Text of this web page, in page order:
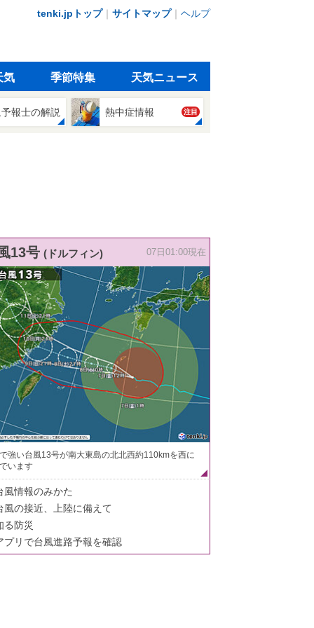
tenki.jpトップ｜ サイトマップ｜ ヘルプ
気 季節特集 天気ニュース
報士の解説 熱中症情報 注目
13号 (ドルフィン) 07日01:00現在
強い台風13号が南大東島の北北西約110kmを西に
います
風情報のみかた
風の接近、上陸に備えて
る防災
プリで台風進路予報を確認